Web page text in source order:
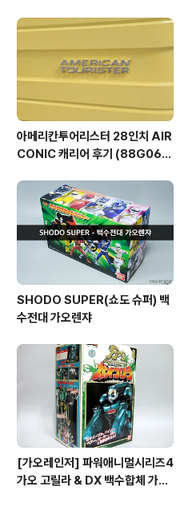
아메리칸투어리스터 28인치 AIR
CONIC 캐리어 후기 (88G060
SHODO SUPER(쇼도 슈퍼) 백
수전대 가오렌쟈
[가오레인저] 파워애니멀시리즈4
가오 고릴라 & DX 백수합체 가오